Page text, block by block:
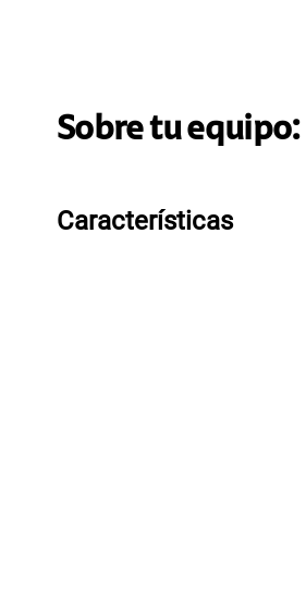
Sobre tu equipo:
Características